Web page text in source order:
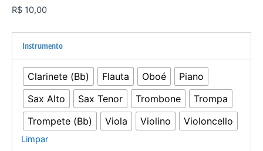
R$ 10,00
Instrumento
Clarinete (Bb) Flauta Oboé
Piano
Sax Alto
Sax Tenor Trombone
Trompa
Trompete (Bb)
Viola Violino Violoncello
Limpar